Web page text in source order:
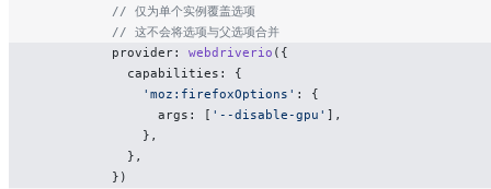
          // 仅为单个实例覆盖选项
          // 这不会将选项与父选项合并
          provider:
webdriverio ({
            capabilities: {
              'moz:firefoxOptions'
: {
                args: [
'--disable-gpu' ],
              },
            },
          })